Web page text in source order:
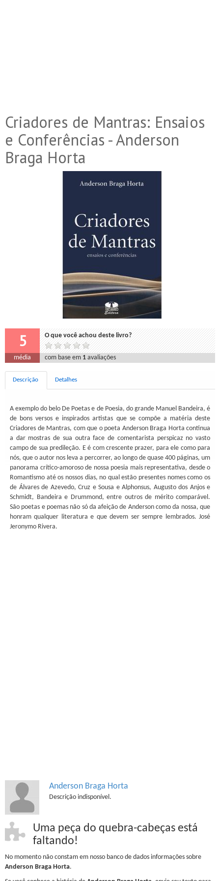
Criadores de Mantras: Ensaios
e Conferências - Anderson
Braga Horta
5 O que você achou deste livro?
média com base em 1 avaliações
Descrição Detalhes
A exemplo do belo De Poetas e de Poesia, do grande Manuel Bandeira, é
de bons versos e inspirados artistas que se compõe a matéria deste
Criadores de Mantras, com que o poeta Anderson Braga Horta continua
a dar mostras de sua outra face de comentarista perspicaz no vasto
campo de sua predileção. E é com crescente prazer, para ele como para
nós, que o autor nos leva a percorrer, ao longo de quase 400 páginas, um
panorama crítico-amoroso de nossa poesia mais representativa, desde o
Romantismo até os nossos dias, no qual estão presentes nomes como os
de Álvares de Azevedo, Cruz e Sousa e Alphonsus, Augusto dos Anjos e
Schmidt, Bandeira e Drummond, entre outros de mérito comparável.
São poetas e poemas não só da afeição de Anderson como da nossa, que
honram qualquer literatura e que devem ser sempre lembrados. José
Jeronymo Rivera.
Anderson Braga Horta
Descrição indisponível.
Uma peça do quebra-cabeças está
faltando!
No momento não constam em nosso banco de dados informações sobre
Anderson Braga Horta.